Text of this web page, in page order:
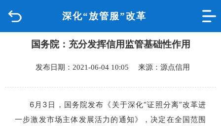
深化“放管服”改革
品质城中
新闻中心
政府信息公开
国务院：充分发挥信用监管基础性作用
发布日期：2021-06-04 10:05 来源：源点信用
6月3日，国务院发布《关于深化“证照分离”改革进
一步激发市场主体发展活力的通知》，决定在全国范围